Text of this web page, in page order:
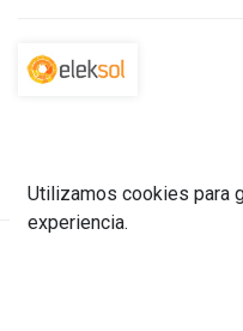
Utilizamos cookies para
experiencia.